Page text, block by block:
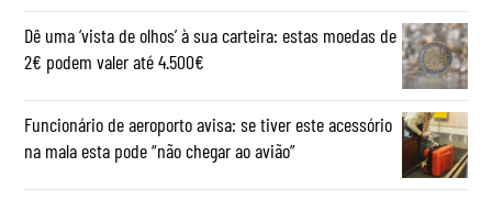
Dê uma ‘vista de olhos’ à sua carteira: estas moedas de
2€ podem valer até 4.500€
Funcionário de aeroporto avisa: se tiver este acessório
na mala esta pode “não chegar ao avião”